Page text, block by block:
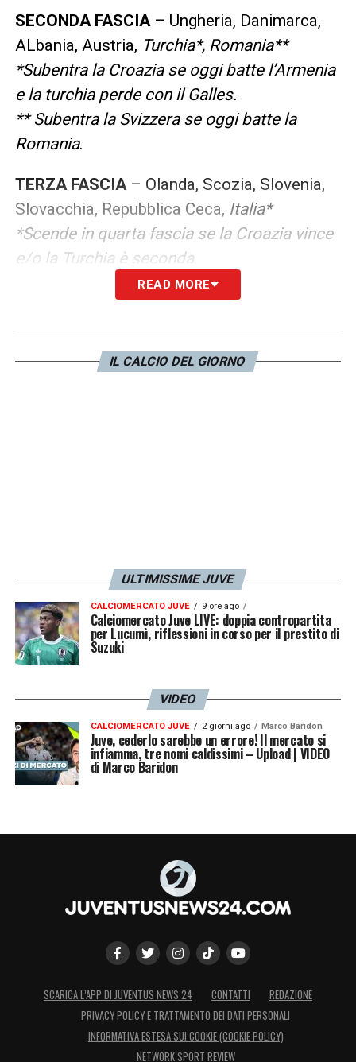
SECONDA FASCIA – Ungheria, Danimarca,
ALbania, Austria, Turchia*, Romania**
*Subentra la Croazia se oggi batte l’Armenia
e la turchia perde con il Galles.
** Subentra la Svizzera se oggi batte la
Romania.
TERZA FASCIA– Olanda, Scozia, Slovenia,
Slovacchia, Repubblica Ceca, Italia*
*Scende in quarta fascia se la Croazia vince
e/o la Turchia è seconda.
QUARTA FASCIA– Serbia,Croazia*,
*Può salire in terza fascia se vince con
l’Armenia ma resta seconda nel gruppo C.
READ MORE
IL CALCIO DEL GIORNO
ULTIMISSIME JUVE
CALCIOMERCATO JUVE 9 ore ago
Calciomercato Juve LIVE: doppia contropartita
per Lucumì, riflessioni in corso per il prestito di
Suzuki
VIDEO
CALCIOMERCATO JUVE 2 giorni ago Marco Baridon
Juve, cederlo sarebbe un errore! Il mercato si
infiamma, tre nomi caldissimi – Upload | VIDEO
di Marco Baridon
SCARICA L’APP DI JUVENTUS NEWS 24 CONTATTI
REDAZIONE
PRIVACY POLICY E TRATTAMENTO DEI DATI PERSONALI
INFORMATIVA ESTESA SUI COOKIE (COOKIE POLICY)
NETWORK SPORT REVIEW